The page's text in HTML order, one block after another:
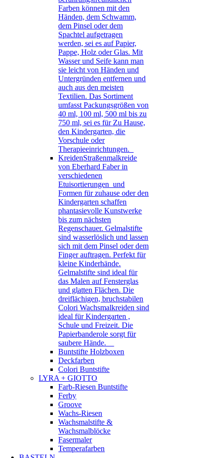
Farben können mit den
Händen, dem Schwamm,
dem Pinsel oder dem
Spachtel aufgetragen
werden, sei es auf Papier,
Pappe, Holz oder Glas. Mit
Wasser und Seife kann man
sie leicht von Händen und
Untergründen entfernen und
auch aus den meisten
Textilien. Das Sortiment
umfasst Packungsgrößen von
40 ml, 100 ml, 500 ml bis zu
750 ml, sei es für Zu Hause,
den Kindergarten, die
Vorschule oder
Therapieeinrichtungen.
KreidenStraßenmalkreide
von Eberhard Faber in
verschiedenen
Etuisortierungen und
Formen für zuhause oder den
Kindergarten schaffen
phantasievolle Kunstwerke
bis zum nächsten
Regenschauer. Gelmalstifte
sind wasserlöslich und lassen
sich mit dem Pinsel oder dem
Finger auftragen. Perfekt für
kleine Kinderhände.
Gelmalstifte sind ideal für
das Malen auf Fensterglas
und glatten Flächen. Die
dreiflächigen, bruchstabilen
Colori Wachsmalkreiden sind
ideal für Kindergarten ,
Schule und Freizeit. Die
Papierbanderole sorgt für
saubere Hände.
Buntstifte Holzboxen
Deckfarben
Colori Buntstifte
LYRA + GIOTTO
Farb-Riesen Buntstifte
Ferby
Groove
Wachs-Riesen
Wachsmalstifte &
Wachsmalblöcke
Fasermaler
Temperafarben